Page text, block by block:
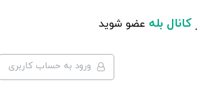
کانال بله عضو شوید
ورود به حساب کاربری